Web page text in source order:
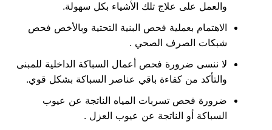
والعمل على علاج تلك الأشياء بكل سهولة.
الاهتمام بعملية فحص البنية التحتية وبالأخص فحص
شبكات الصرف الصحي .
لا ننسى ضرورة فحص أعمال السباكة الداخلية للمبنى
والتأكد من كفاءة باقي عناصر السباكة بشكل قوي.
ضرورة فحص تسربات المياه الناتجة عن عيوب
السباكة أو الناتجة عن عيوب العزل .